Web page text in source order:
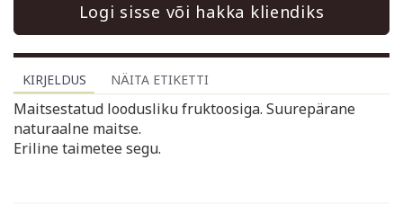
Logi sisse või hakka kliendiks
KIRJELDUS NÄITA ETIKETTI
Maitsestatud loodusliku fruktoosiga. Suurepärane
naturaalne maitse.
Eriline taimetee segu.